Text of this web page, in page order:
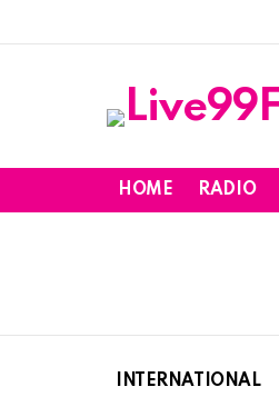
HOME RADIO
INTERNATIONAL